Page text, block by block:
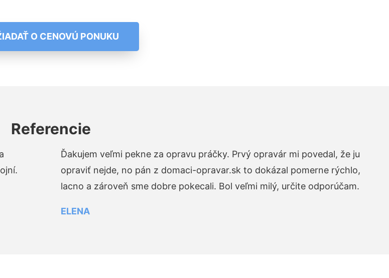
O CENOVÚ PONUKU
Referencie
Ďakujem veľmi pekne za opravu práčky. Prvý opravár mi povedal, že ju
opraviť nejde, no pán z domaci-opravar.sk to dokázal pomerne rýchlo,
lacno a zároveň sme dobre pokecali. Bol veľmi milý, určite odporúčam.
ELENA